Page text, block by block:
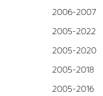
2006-2007
2005-2022
2005-2020
2005-2018
2005-2016